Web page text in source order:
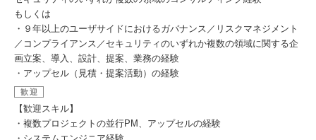
もしくは
・９年以上のユーザサイドにおけるガバナンス／リスクマネジメント
／コンプライアンス／セキュリティのいずれか複数の領域に関する企
画立案、導入、設計、提案、業務の経験
・アップセル（見積・提案活動）の経験
歓迎
【歓迎スキル】
・複数プロジェクトの並行PM、アップセルの経験